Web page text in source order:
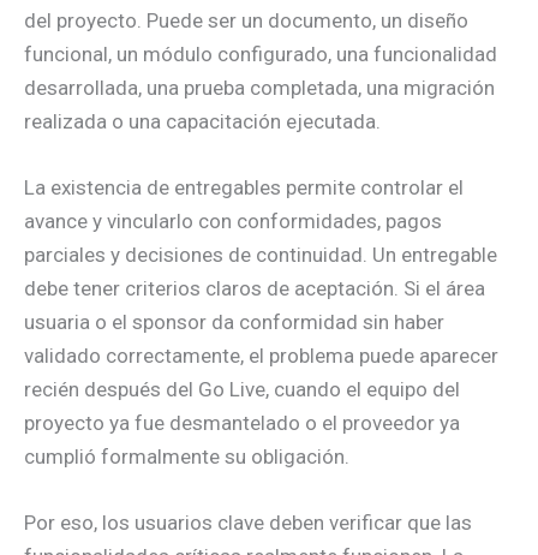
del proyecto. Puede ser un documento, un diseño
funcional, un módulo configurado, una funcionalidad
desarrollada, una prueba completada, una migración
realizada o una capacitación ejecutada.
La existencia de entregables permite controlar el
avance y vincularlo con conformidades, pagos
parciales y decisiones de continuidad. Un entregable
debe tener criterios claros de aceptación. Si el área
usuaria o el sponsor da conformidad sin haber
validado correctamente, el problema puede aparecer
recién después del Go Live, cuando el equipo del
proyecto ya fue desmantelado o el proveedor ya
cumplió formalmente su obligación.
Por eso, los usuarios clave deben verificar que las